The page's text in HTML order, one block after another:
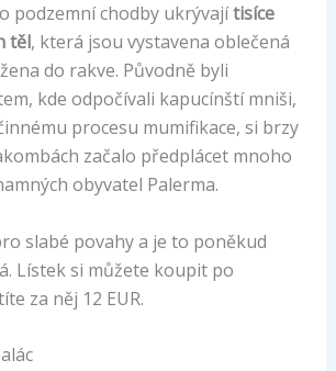
podzemní chodby ukrývajítisíce
těl, která jsou vystavena oblečená
do rakve. Původně byli
kde odpočívali kapucínští mniši,
procesu mumifikace, si brzy
začalo předplácet mnoho
obyvatel Palerma.
slabé povahy a je to poněkud
Lístek si můžete koupit po
za něj 12 EUR.